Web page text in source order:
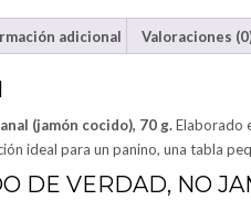
adicional Valoraciones
(jamón cocido), 70 g.Elaborado
ideal para un panino, una tabla
DE VERDAD, NO